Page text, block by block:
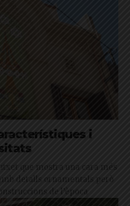
i
que mostra una cara més
detalls ornamentals però
de l’època